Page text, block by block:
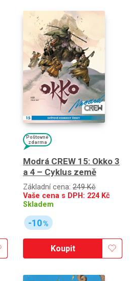
Poštovné
zdarma
Modrá CREW 15: Okko 3
a 4 – Cyklus země
Základní cena: 249 Kč
Vaše cena s DPH: 224Kč
Skladem
-10%
Koupit